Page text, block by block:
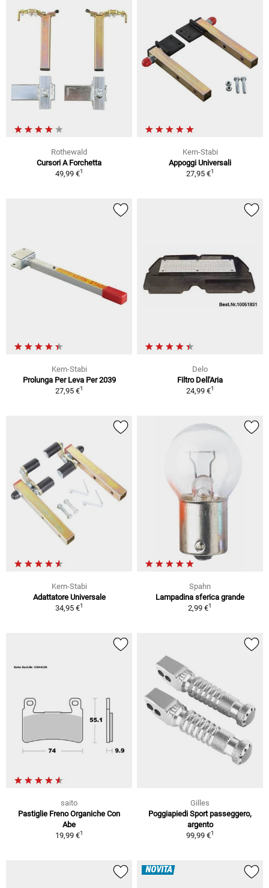
Rothewald
Cursori A Forchetta
49,99 €1
Kern-Stabi
Appoggi Universali
27,95 €1
Kern-Stabi
Prolunga Per Leva Per 2039
27,95 €1
Delo
Filtro Dell'Aria
24,99 €1
Kern-Stabi
Adattatore Universale
34,95 €1
Spahn
Lampadina sferica grande
2,99 €1
saito
Pastiglie Freno Organiche Con
Abe
19,99 €1
Gilles
Poggiapiedi Sport passeggero,
argento
99,99 €1
NOVITÀ